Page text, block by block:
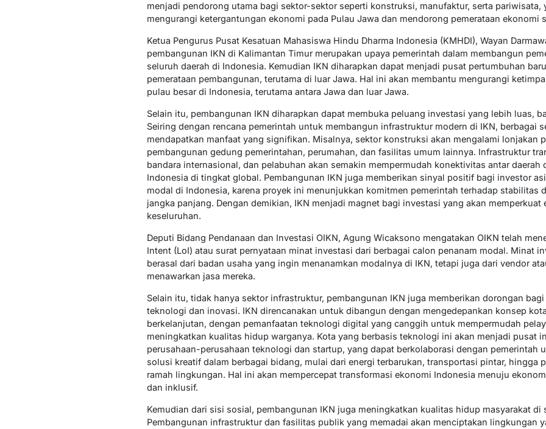
menjadi pendorong utama bagi sektor-sektor seperti konstruksi, manufaktur, serta pariwisata,
mengurangi ketergantungan ekonomi pada Pulau Jawa dan mendorong pemerataan ekonomi
Ketua Pengurus Pusat Kesatuan Mahasiswa Hindu Dharma Indonesia (KMHDI), Wayan
pembangunan IKN di Kalimantan Timur merupakan upaya pemerintah dalam membangun
seluruh daerah di Indonesia. Kemudian IKN diharapkan dapat menjadi pusat pertumbuhan
pemerataan pembangunan, terutama di luar Jawa. Hal ini akan membantu mengurangi
pulau besar di Indonesia, terutama antara Jawa dan luar Jawa.
Selain itu, pembangunan IKN diharapkan dapat membuka peluang investasi yang lebih luas,
Seiring dengan rencana pemerintah untuk membangun infrastruktur modern di IKN, berbagai
mendapatkan manfaat yang signifikan. Misalnya, sektor konstruksi akan mengalami lonjakan
pembangunan gedung pemerintahan, perumahan, dan fasilitas umum lainnya. Infrastruktur
bandara internasional, dan pelabuhan akan semakin mempermudah konektivitas antar daerah
Indonesia di tingkat global. Pembangunan IKN juga memberikan sinyal positif bagi investor
modal di Indonesia, karena proyek ini menunjukkan komitmen pemerintah terhadap stabilitas
jangka panjang. Dengan demikian, IKN menjadi magnet bagi investasi yang akan memperkuat
keseluruhan.
Deputi Bidang Pendanaan dan Investasi OIKN, Agung Wicaksono mengatakan OIKN telah
Intent (LoI) atau surat pernyataan minat investasi dari berbagai calon penanam modal. Minat
berasal dari badan usaha yang ingin menanamkan modalnya di IKN, tetapi juga dari vendor
menawarkan jasa mereka.
Selain itu, tidak hanya sektor infrastruktur, pembangunan IKN juga memberikan dorongan
teknologi dan inovasi. IKN direncanakan untuk dibangun dengan mengedepankan konsep
berkelanjutan, dengan pemanfaatan teknologi digital yang canggih untuk mempermudah
meningkatkan kualitas hidup warganya. Kota yang berbasis teknologi ini akan menjadi pusat
perusahaan-perusahaan teknologi dan startup, yang dapat berkolaborasi dengan pemerintah
solusi kreatif dalam berbagai bidang, mulai dari energi terbarukan, transportasi pintar, hingga
ramah lingkungan. Hal ini akan mempercepat transformasi ekonomi Indonesia menuju
dan inklusif.
Kemudian dari sisi sosial, pembangunan IKN juga meningkatkan kualitas hidup masyarakat di
Pembangunan infrastruktur dan fasilitas publik yang memadai akan menciptakan lingkungan